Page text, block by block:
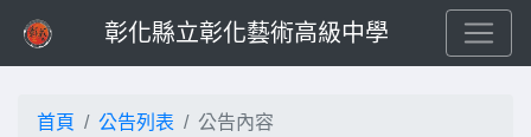
彰化縣立彰化藝術高級中學
首頁 公告列表 公告內容